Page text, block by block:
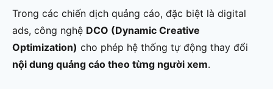
Trong các chiến dịch quảng cáo, đặc biệt là digital
ads, công nghệ DCO (Dynamic Creative
Optimization) cho phép hệ thống tự động thay đổi
nội dung quảng cáo theo từng người xem.